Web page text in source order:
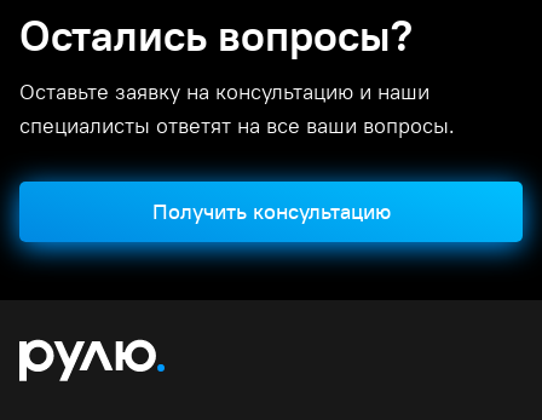
Остались вопросы?
Оставьте заявку на консультацию и наши
специалисты ответят на все ваши вопросы.
Получить консультацию